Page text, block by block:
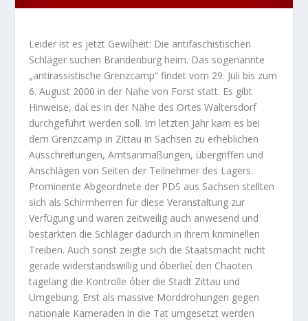
Leider ist es jetzt Gewiίheit: Die antifaschistischen
Schläger suchen Brandenburg heim. Das sogenannte
„antirassistische Grenzcamp“ findet vom 29. Juli bis zum
6. August 2000 in der Nahe von Forst statt. Es gibt
Hinweise, daί es in der Nähe des Ortes Waltersdorf
durchgeführt werden soll. Im letzten Jahr kam es bei
dem Grenzcamp in Zittau in Sachsen zu erheblichen
Ausschreitungen, Amtsanmaßungen, übergriffen und
Anschlägen von Seiten der Teilnehmer des Lagers.
Prominente Abgeordnete der PDS aus Sachsen stellten
sich als Schirmherren für diese Veranstaltung zur
Verfügung und waren zeitweilig auch anwesend und
bestärkten die Schläger dadurch in ihrem kriminellen
Treiben. Auch sonst zeigte sich die Staatsmacht nicht
gerade widerstandswillig und όberlieί den Chaoten
tagelang die Kontrolle όber die Stadt Zittau und
Umgebung. Erst als massive Morddrohungen gegen
nationale Kameraden in die Tat umgesetzt werden